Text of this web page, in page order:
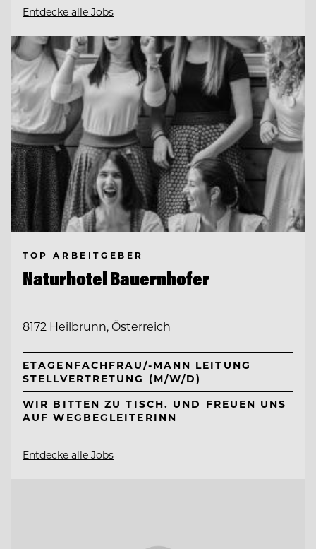
Entdecke alle Jobs
TOP ARBEITGEBER
Naturhotel Bauernhofer
8172 Heilbrunn, Österreich
ETAGENFACHFRAU/-MANN LEITUNG
STELLVERTRETUNG (M/W/D)
WIR BITTEN ZU TISCH. UND FREUEN UNS
AUF WEGBEGLEITERINN
Entdecke alle Jobs